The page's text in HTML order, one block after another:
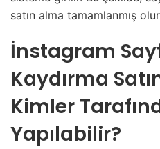
satın alma tamamlanmış
İnstagram
Kaydırma
Kimler
Yapılabilir?